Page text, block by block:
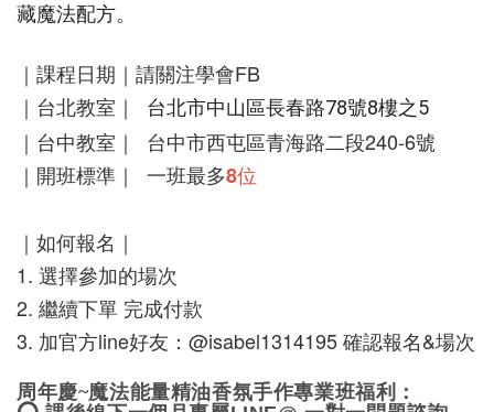
藏魔法配方。
｜課程日期｜請關注學會FB
｜台北教室｜
台北市中山區長春路78號8樓之5
｜台中教室｜ 台中市西屯區青海路二段240-6號
｜開班標準｜  一班最多8位
｜如何報名｜
1. 選擇參加的場次
2. 繼續下單 完成付款
3. 加官方line好友：@isabel1314195 確認報名&場次
周年慶~魔法能量精油香氛手作專業班福利：